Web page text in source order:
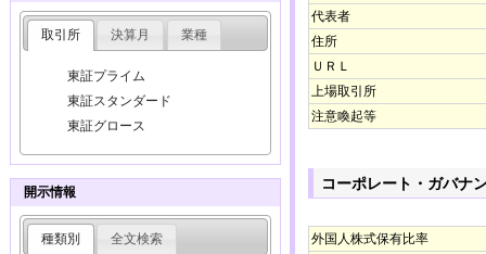
代表者
住所
ＵＲＬ
上場取引所
注意喚起等
コーポレート・ガバナ
外国人株式保有比率
取引所 決算月 業種
東証プライム
東証スタンダード
東証グロース
開示情報
種類別 全文検索